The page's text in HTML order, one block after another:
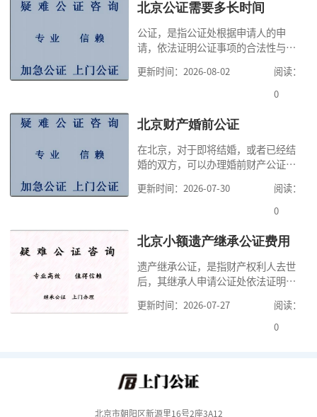
北京公证需要多长时间
公证，是指公证处根据申请人的申
请，依法证明公证事项的合法性与真
高公证事项的效力，固定证据，但是
很多人不知道在北京办理公证需要多
家，办理公证的时候除了需要按照公
道北京公证需要什么材料,北京公证需
要多少钱？北京公
更新时间：2026-08-02
阅读：
0
北京财产婚前公证
在北京，对于即将结婚，或者已经结
婚的双方，可以办理婚前财产公证，
式，可以避免个人财产引发的纠纷，
但是，在北京办理婚前财产公证，除
料外，公证咨询告诉大家，我们有必
京婚前财产公证机构？了解这些不仅
有利于我们根
更新时间：2026-07-30
阅读：
0
北京小额遗产继承公证费用
遗产继承公证，是指财产权利人去世
后，其继承人申请公证处依法证明继
的证明活动。通过公证，继承人可以
拿着享有继承权的公证书办理遗产过
费。我们在办理继承公证的时候，需
更新时间：2026-07-27
阅读：
0
北京市朝阳区新源里16号2座3A12